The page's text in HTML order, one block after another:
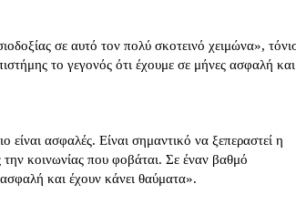
σε αυτό τον πολύ σκοτεινό χειμώνα»,
το γεγονός ότι έχουμε σε μήνες ασφαλή και
είναι ασφαλές. Είναι σημαντικό να ξεπεραστεί η
κοινωνίας που φοβάται. Σε έναν βαθμό
και έχουν κάνει θαύματα».